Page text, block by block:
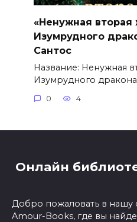
«Ненужная вторая
Изумрудного
Сантос
Название: Ненужная
Изумрудного дракона
0 4
Онлайн
Добро пожаловать в нашу
Amour-Books, где вы